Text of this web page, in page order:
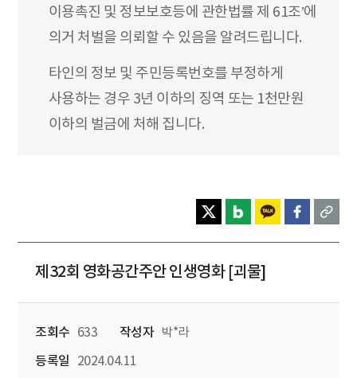
이용촉진 및 정보보호등에 관한법률 제 61조’에
의거 처벌을 의뢰할 수 있음을 알려드립니다.
타인의 정보 및 주민등록번호를 부정하게
사용하는 경우 3년 이하의 징역 또는 1천만원
이하의 벌금에 처해 집니다.
제32회 영화공간주안 인생영화 [괴물]
조회수 633 작성자 박*라
등록일
2024.04.11